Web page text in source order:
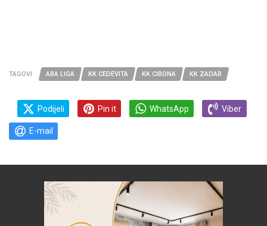
TAGOVI ABA LIGA KK CEDEVITA KK CIBONA KK ZADAR
Podijeli Pin it WhatsApp Viber
E-mail